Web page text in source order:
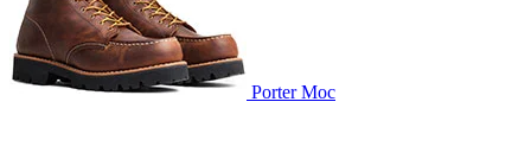
Porter Moc